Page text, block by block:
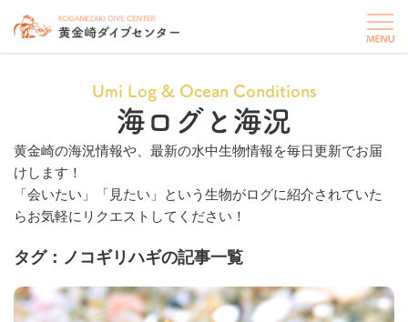
Umi Log & Ocean Conditions
海ログと海況
黄金崎の海況情報や、最新の水中生物情報を毎日更新でお届
けします！
「会いたい」「見たい」という生物がログに紹介されていた
らお気軽にリクエストしてください！
タグ：ノコギリハギの記事一覧